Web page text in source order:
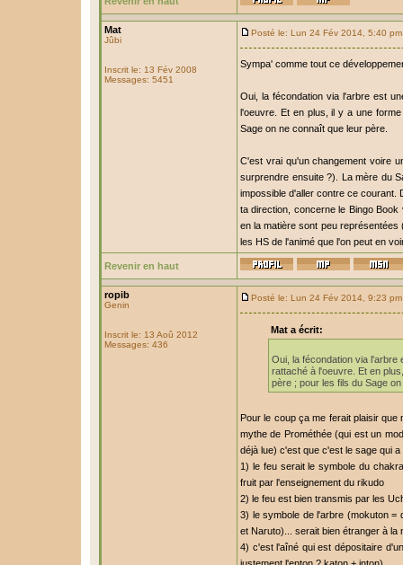
Mat
Jûbi
Inscrit le: 13 Fév 2008
Messages: 5451
Posté le: Lun 24 Fév 2014, 5:40 pm
Sympa' comme tout ce
Oui, la fécondation via l'arbre est
l'oeuvre. Et en plus, il y a une
Sage on ne connaît que leur père.
C'est vrai qu'un changement voire
surprendre ensuite ?). La mère du
impossible d'aller contre ce courant.
ta direction, concerne le Bingo
en la matière sont peu
les HS de l'animé que l'on peut en
Revenir en haut
ropib
Genin
Inscrit le: 13 Aoû 2012
Messages: 436
Posté le: Lun 24 Fév 2014, 9:23 pm
Mat a écrit:
Oui, la fécondation via l'arbre
rattaché à l'oeuvre. Et en
père ; pour les fils du Sage
Pour le coup ça me ferait plaisir
mythe de Prométhée (qui est un
déjà lue) c'est que c'est le sage qui
1) le feu serait le symbole du
fruit par l'enseignement du rikudo
2) le feu est bien transmis par les
3) le symbole de l'arbre (mokuton =
et Naruto)... serait bien étranger à la
4) c'est l'aîné qui est dépositaire